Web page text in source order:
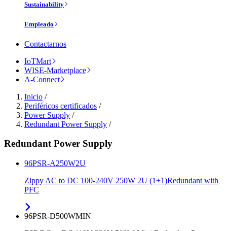
Sustainability
Empleado
Contactarnos
IoTMart
WISE-Marketplace
A-Connect
Inicio /
Periféricos certificados /
Power Supply /
Redundant Power Supply /
Redundant Power Supply
96PSR-A250W2U
Zippy AC to DC 100-240V 250W 2U (1+1)Redundant with
PFC
96PSR-D500WMIN